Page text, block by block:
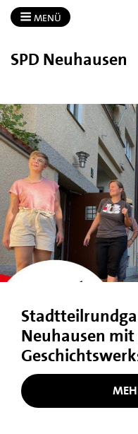
MENÜ
SPD Neuhausen
Neuhausen mit